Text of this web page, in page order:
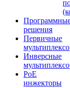
решения
Первичные
Инверсные
PoE
инжекторы